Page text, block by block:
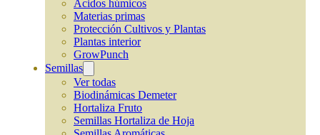
Ácidos húmicos
Materias primas
Protección Cultivos y Plantas
Plantas interior
GrowPunch
Semillas
Ver todas
Biodinámicas Demeter
Hortaliza Fruto
Semillas Hortaliza de Hoja